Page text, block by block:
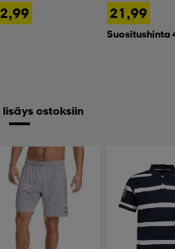
21,99
Suositushinta
ostoksiin